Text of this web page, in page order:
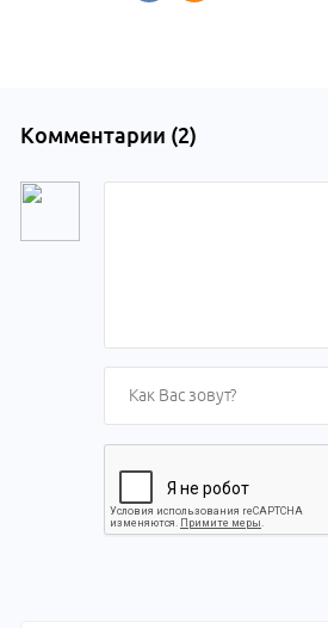
Комментарии (2)